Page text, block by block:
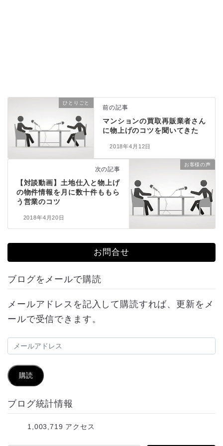
ひとりごと
前の記事
マンションの買取再販業者さん
に物上げのコツを聞いてきた
2018年4月12日
お客様の声
次の記事
【対談動画】土地仕入と物上げ
の物件情報を月に数十件ももら
う営業のコツ
2018年4月20日
お問合せ
ブログをメールで購読
メールアドレスを記入して購読すれば、更新をメ
ールで受信できます。
メ
ル
ア
ド
購読
ブログ統計情報
1,003,719 アクセス